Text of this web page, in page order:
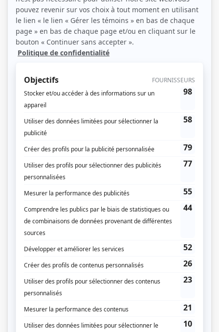
La fureur, c’est un rendez-vous festif, un prétexte pour chanter en chœur les
refrains que l’on connaît par cœur et pour évoquer une multitude de succès
d’ici et d’ailleurs, d’hier et d’aujourd’hui. C’est un formidable plateau
rassembleur, un classique qui respire le bonheur !
(Fourni par la production)
Genre
Jeu télévisé
Capitaines
Elyse Marquis
Joueurs
Julie Ringuette
Mélissa Bédard
Félix-Antoine Tremblay
Sam Breton
Patrice Bélanger
Mona de Grenoble